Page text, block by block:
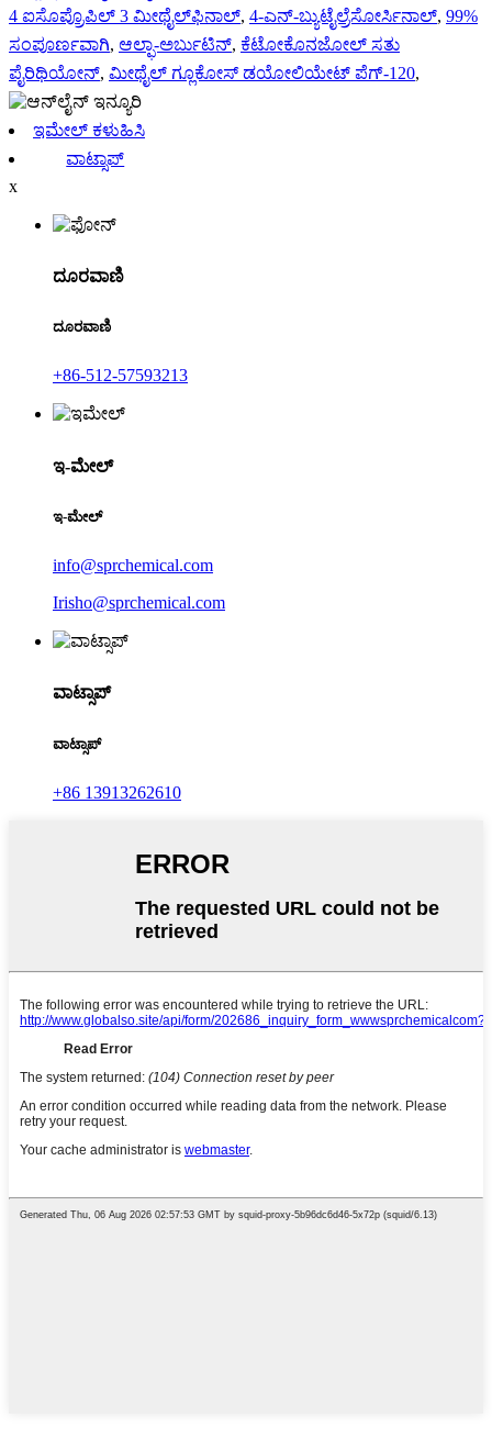
4 ಐಸೊಪ್ರೊಪಿಲ್ 3 ಮೀಥೈಲ್‌ಫಿನಾಲ್, 4-ಎನ್-ಬ್ಯುಟೈಲ್ರೆಸೋರ್ಸಿನಾಲ್, 99%
ಸಂಪೂರ್ಣವಾಗಿ, ಆಲ್ಫಾ-ಅರ್ಬುಟಿನ್, ಕೆಟೋಕೊನಜೋಲ್ ಸತು
ಪೈರಿಥಿಯೋನ್, ಮೀಥೈಲ್ ಗ್ಲೂಕೋಸ್ ಡಯೋಲಿಯೇಟ್ ಪೆಗ್-120,
ಇಮೇಲ್ ಕಳುಹಿಸಿ
ವಾಟ್ಸಾಪ್
x
ದೂರವಾಣಿ
ದೂರವಾಣಿ
+86-512-57593213
ಇ-ಮೇಲ್
ಇ-ಮೇಲ್
info@sprchemical.com
Irisho@sprchemical.com
ವಾಟ್ಸಾಪ್
ವಾಟ್ಸಾಪ್
+86 13913262610